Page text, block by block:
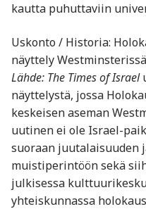
kautta puhuttaviin
Uskonto / Historia:
näyttely
Lähde: The Times of Israel
näyttelystä, jossa
keskeisen aseman
uutinen ei ole Israel-
suoraan juutalaisuuden
muistiperintöön sekä
julkisessa
yhteiskunnassa